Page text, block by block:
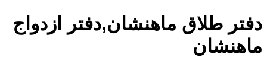
دفتر طلاق ماهنشان,دفتر ازدواج
ماهنشان